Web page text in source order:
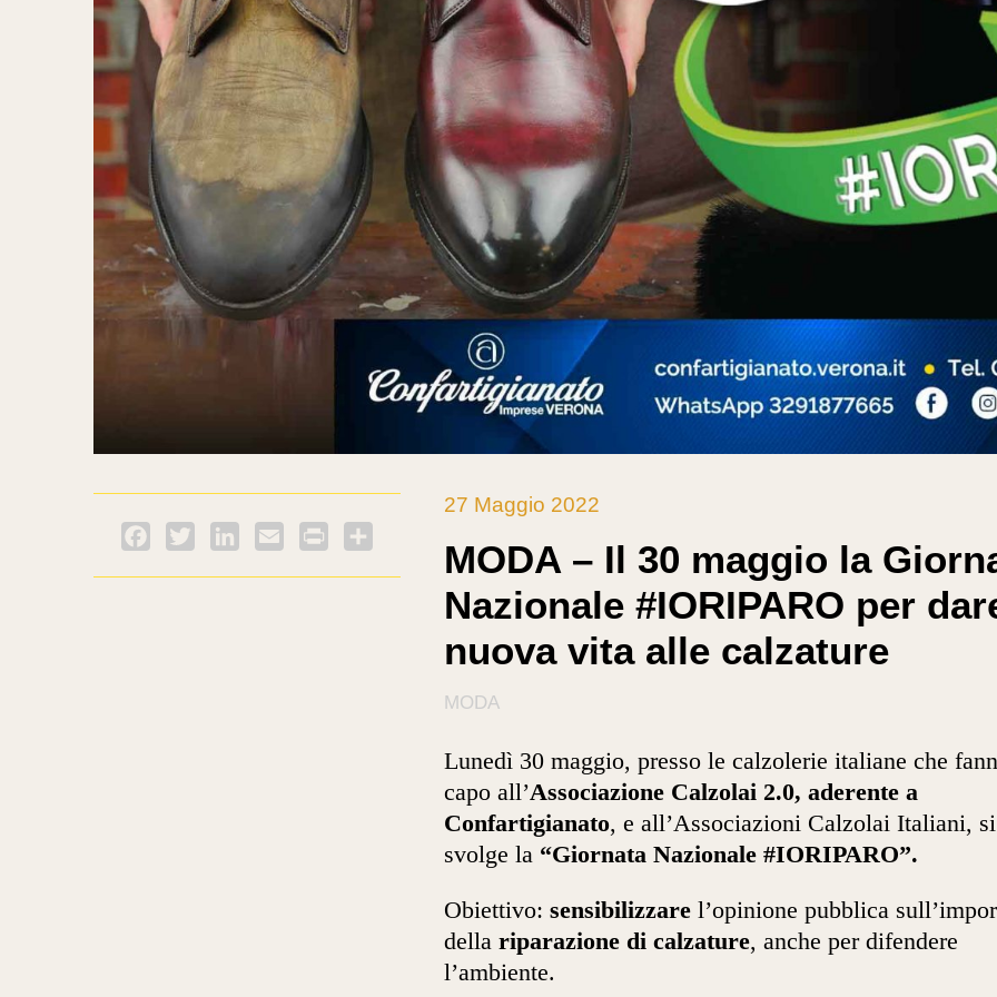
Facebook
Twitter LinkedInEmail PrintFriendly
27 Maggio 2022
MODA – Il 30 maggio la
Nazionale #IORIPARO per
nuova vita alle calzature
MODA
Lunedì 30 maggio, presso le calzolerie italiane che
capo all’Associazione Calzolai 2.0, aderente a
Confartigianato, e all’Associazioni Calzolai Italiani, si
svolge la “Giornata Nazionale #IORIPARO”.
Obiettivo: sensibilizzare l’opinione pubblica
della riparazione di calzature, anche per difendere
l’ambiente.